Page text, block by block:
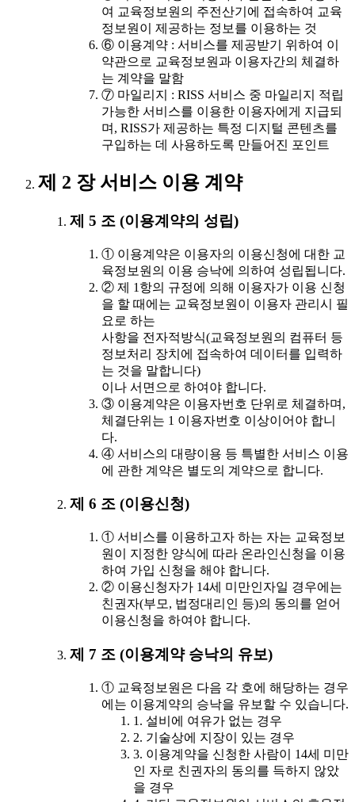
여 교육정보원의 주전산기에 접속하여 교육
정보원이 제공하는 정보를 이용하는 것
⑥ 이용계약 : 서비스를 제공받기 위하여 이
약관으로 교육정보원과 이용자간의 체결하
는 계약을 말함
⑦ 마일리지 : RISS 서비스 중 마일리지 적립
가능한 서비스를 이용한 이용자에게 지급되
며, RISS가 제공하는 특정 디지털 콘텐츠를
구입하는 데 사용하도록 만들어진 포인트
제 2 장 서비스 이용 계약
제 5 조 (이용계약의 성립)
① 이용계약은 이용자의 이용신청에 대한 교
육정보원의 이용 승낙에 의하여 성립됩니다.
② 제 1항의 규정에 의해 이용자가 이용 신청
을 할 때에는 교육정보원이 이용자 관리시 필
요로 하는
사항을 전자적방식(교육정보원의 컴퓨터 등
정보처리 장치에 접속하여 데이터를 입력하
는 것을 말합니다)
이나 서면으로 하여야 합니다.
③ 이용계약은 이용자번호 단위로 체결하며,
체결단위는 1 이용자번호 이상이어야 합니
다.
④ 서비스의 대량이용 등 특별한 서비스 이용
에 관한 계약은 별도의 계약으로 합니다.
제 6 조 (이용신청)
① 서비스를 이용하고자 하는 자는 교육정보
원이 지정한 양식에 따라 온라인신청을 이용
하여 가입 신청을 해야 합니다.
② 이용신청자가 14세 미만인자일 경우에는
친권자(부모, 법정대리인 등)의 동의를 얻어
이용신청을 하여야 합니다.
제 7 조 (이용계약 승낙의 유보)
① 교육정보원은 다음 각 호에 해당하는 경우
에는 이용계약의 승낙을 유보할 수 있습니다.
1. 설비에 여유가 없는 경우
2. 기술상에 지장이 있는 경우
3. 이용계약을 신청한 사람이 14세 미만
인 자로 친권자의 동의를 득하지 않았
을 경우